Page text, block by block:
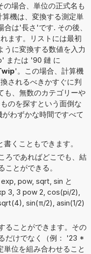
場合、単位の正式名も
機は、変換する測定単
は'長さ'です. その後、
ます。リストには最初
うに変換する数値を入力
または '90 鏈 に
'。この場合、計算機
されるべきかすぐに判
も、無数のカテゴリーや
のを探すという面倒な
わずかな時間ですべて
くこともできます。
ろであればどこでも、結
とができる。
pow, sqrt, sin と
3, 3 pow 2, cos(pi/2),
sin(π/2), asin(1/2)
ることができます。その
だけでなく（例： '23 *
位を組み合わせること